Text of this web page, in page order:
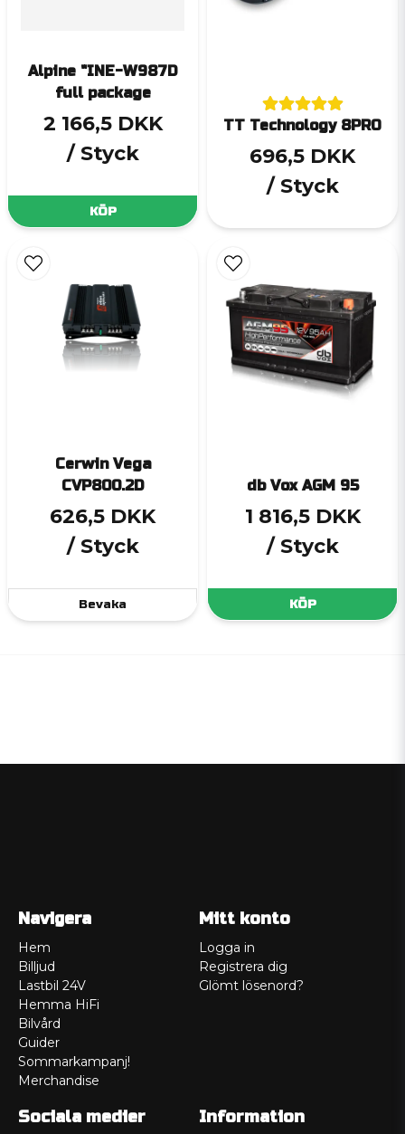
Alpine "INE-W987D
full package
2 166,5 DKK
/ Styck
KÖP
TT Technology 8PRO
696,5 DKK
/ Styck
Cerwin Vega
CVP800.2D
626,5 DKK
/ Styck
Bevaka
db Vox AGM 95
1 816,5 DKK
/ Styck
KÖP
Navigera
Hem
Billjud
Lastbil 24V
Hemma HiFi
Bilvård
Guider
Sommarkampanj!
Merchandise
Mitt konto
Logga in
Registrera dig
Glömt lösenord?
Sociala medier Information